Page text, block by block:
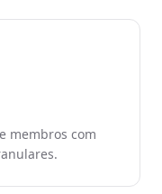
membros com